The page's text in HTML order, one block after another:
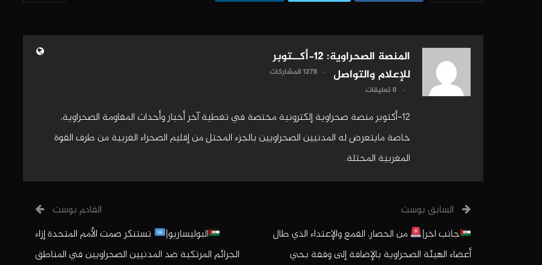
المنصة الصحراوية: 12-أكــتوبر
للإعلام والتواصل
1278 المشاركات
0 تعليقات
12-أكتوبر منصة صحراوية إلكترونية مختصة في تغطية آخر أخبار وأحداث المقاومة الصحراوية،
خاصة مايتعرض له المدنيين الصحراويين بالجزء المحتل من إقليم الصحراء الغربية من طرف القوة
المغربية المحتلة.
السابق بوست
جانب اخر|
من الحصار، القمع والإعتداء الذي طال
أعضاء الهيئة الصحراوية بالإضافة إلى وقفة بحي
القادم بوست
البوليساريو|
تستنكر صمت الأمم المتحدة إزاء
الجرائم المرتكبة ضد المدنيين الصحراويين في المناطق